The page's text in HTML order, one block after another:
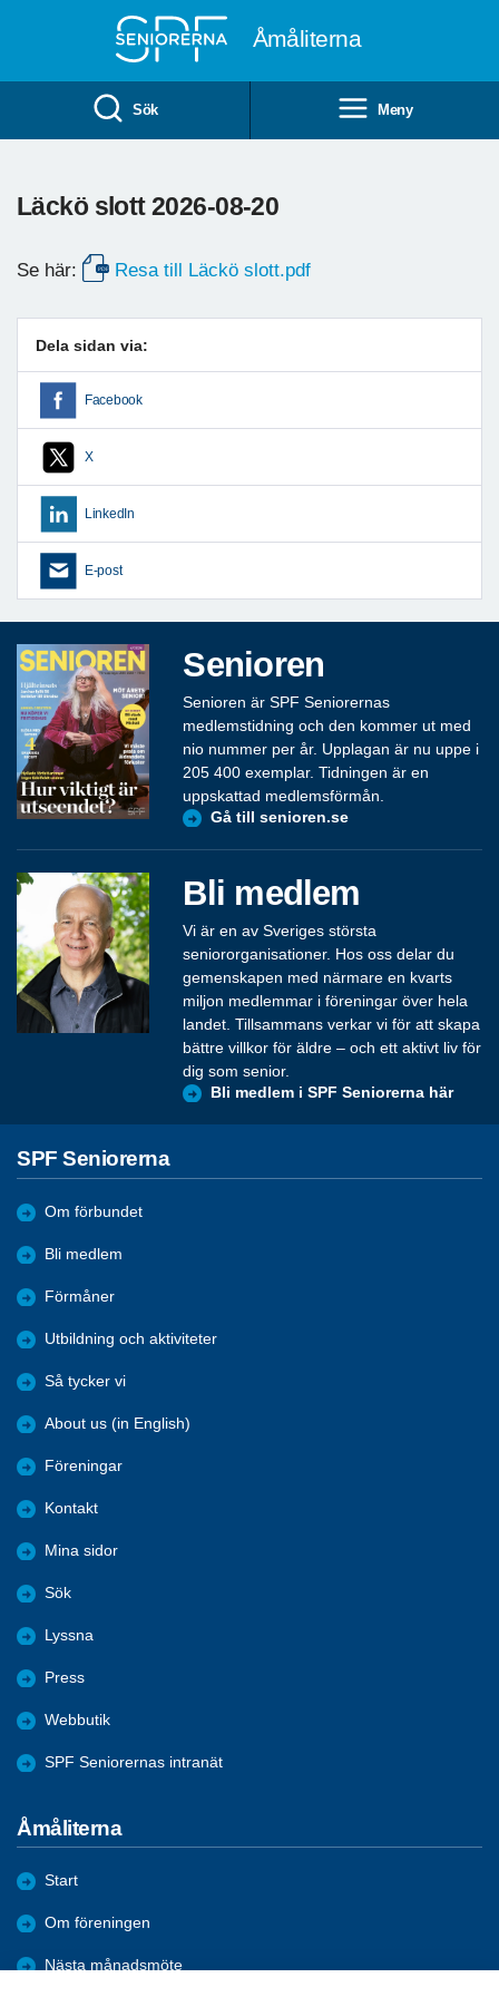
Åmåliterna
Sök Meny
Läckö slott 2026-08-20
Se här: Resa till Läckö slott.pdf
Dela sidan via:
Facebook
X
LinkedIn
E-post
Senioren
Senioren är SPF Seniorernas
medlemstidning och den kommer ut med
nio nummer per år. Upplagan är nu uppe i
205 400 exemplar. Tidningen är en
uppskattad medlemsförmån.
Gå till senioren.se
Bli medlem
Vi är en av Sveriges största
seniororganisationer. Hos oss delar du
gemenskapen med närmare en kvarts
miljon medlemmar i föreningar över hela
landet. Tillsammans verkar vi för att skapa
bättre villkor för äldre – och ett aktivt liv för
dig som senior.
Bli medlem i SPF Seniorerna här
SPF Seniorerna
Om förbundet
Bli medlem
Förmåner
Utbildning och aktiviteter
Så tycker vi
About us (in English)
Föreningar
Kontakt
Mina sidor
Sök
Lyssna
Press
Webbutik
SPF Seniorernas intranät
Åmåliterna
Start
Om föreningen
Nästa månadsmöte